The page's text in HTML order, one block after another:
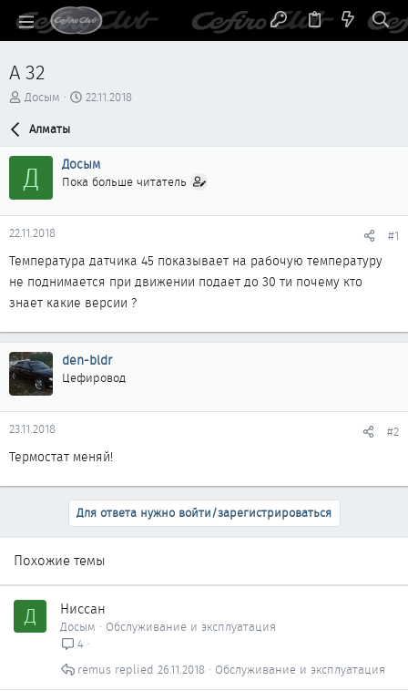
А 32
А
р
т
е
м
ы
Досым
Д
н
а
а
22.11.2018
Алматы
Д Досым
Пока больше читатель
22.11.2018 #1
Температура датчика 45 показывает на рабочую температуру
не поднимается при движении подает до 30 ти почему кто
знает какие версии ?
den-bldr
Цефировод
23.11.2018 #2
Термостат меняй!
Для ответа нужно войти/зарегистрироваться
Похожие темы
Д Ниссан
Досым
Обслуживание и эксплуатация
4
Обслуживание и эксплуатация
26.11.2018
remus